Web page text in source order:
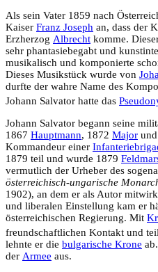
Als sein Vater 1859 nach
Kaiser Franz Joseph an, dass der
Erzherzog Albrecht komme.
sehr phantasiebegabt und
musikalisch und komponierte
Dieses Musikstück wurde von
durfte der wahre Name des
Johann Salvator hatte das
Johann Salvator begann seine
1867 Hauptmann, 1872 Major
Kommandeur einer
1879 teil und wurde 1879
vermutlich der Urheber des
österreichisch-ungarische
1902), an dem er als Autor
und liberalen Einstellung kam er
österreichischen Regierung. Mit
freundschaftlichen Kontakt und
lehnte er die bulgarische Krone
der Armee aus.